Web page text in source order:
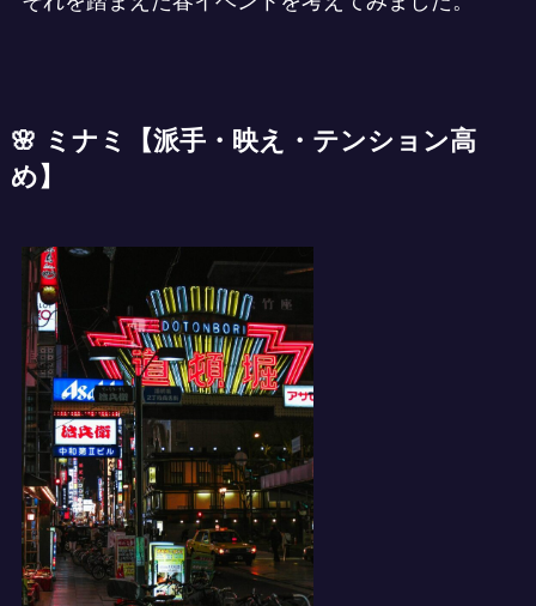
🌸 ミナミ 【派手・映え・テンション高
め】